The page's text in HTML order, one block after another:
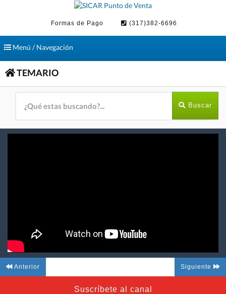
Formas de Pago (317)382-6696
ToggleMenú / Navegación
TEMARIO
Buscar
Anterior Siguiente
Suscríbete al canal